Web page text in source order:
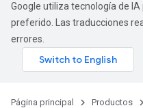
Google utiliza tecnología de
preferido. Las traducciones
errores.
Página principal Productos